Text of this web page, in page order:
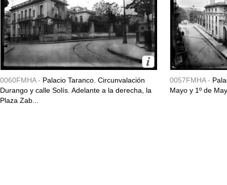
0060FMHA - Palacio Taranco. Circunvalación
Durango y calle Solís. Adelante a la derecha, la
Plaza Zab...
0057FMHA -
Mayo y 1º de